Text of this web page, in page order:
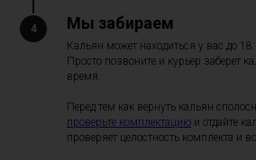
Мы забираем
Кальян может находиться у вас до
Просто позвоните и курьер заберет
время.
Перед тем как вернуть кальян
проверьте комплектацию и отдайте
проверяет целостность комплекта и